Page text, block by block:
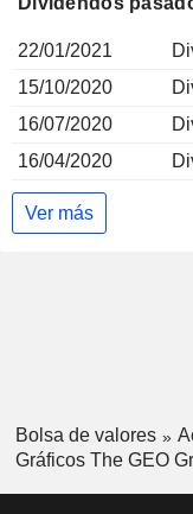
22/01/2021
15/10/2020
16/07/2020
16/04/2020
Ver más
Bolsa de valores
Gráficos The GEO